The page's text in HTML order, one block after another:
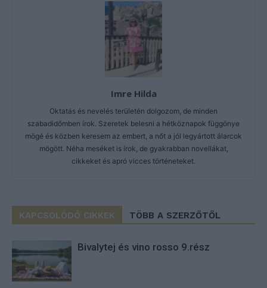
Imre Hilda
Oktatás és nevelés területén dolgozom, de minden
szabadidőmben írok. Szeretek belesni a hétköznapok függönye
mögé és közben keresem az embert, a nőt a jól legyártott álarcok
mögött. Néha meséket is írok, de gyakrabban novellákat,
cikkeket és apró vicces történeteket.
KAPCSOLÓDÓ CIKKEK TÖBB A SZERZŐTŐL
Bivalytej és vino rosso 9.rész